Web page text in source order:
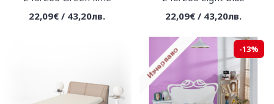
22,09€ / 43,20лв.
22,09€ / 43,20лв.
-13%